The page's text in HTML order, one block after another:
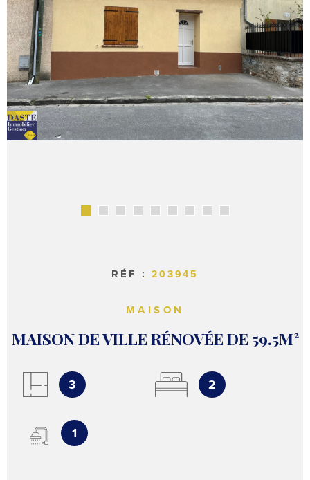
RÉF :203945
MAISON
MAISON DE VILLE RÉNOVÉE DE 59.5M²
3 2
1